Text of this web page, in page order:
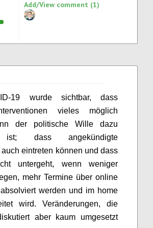
Add/View comment (1)
19 wurde sichtbar, dass
vieles möglich
der politische Wille dazu
ist; dass angekündigte
auch eintreten können und dass
untergeht, wenn weniger
mehr Termine über online
werden und im home
wird. Veränderungen, die
aber kaum umgesetzt